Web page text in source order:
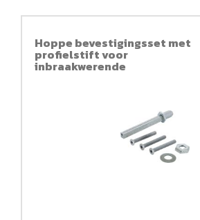
Hoppe bevestigingsset met
profielstift voor
inbraakwerende